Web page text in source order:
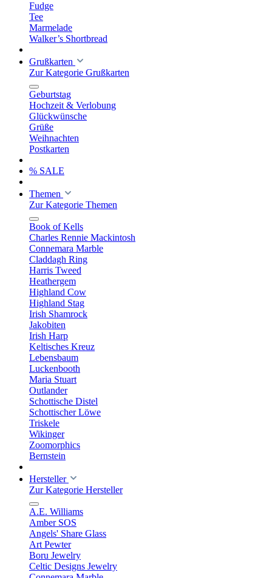
Fudge
Tee
Marmelade
Walker’s Shortbread
Grußkarten
Zur Kategorie Grußkarten
Geburtstag
Hochzeit & Verlobung
Glückwünsche
Grüße
Weihnachten
Postkarten
% SALE
Themen
Zur Kategorie Themen
Book of Kells
Charles Rennie Mackintosh
Connemara Marble
Claddagh Ring
Harris Tweed
Heathergem
Highland Cow
Highland Stag
Irish Shamrock
Jakobiten
Irish Harp
Keltisches Kreuz
Lebensbaum
Luckenbooth
Maria Stuart
Outlander
Schottische Distel
Schottischer Löwe
Triskele
Wikinger
Zoomorphics
Bernstein
Hersteller
Zur Kategorie Hersteller
A.E. Williams
Amber SOS
Angels' Share Glass
Art Pewter
Boru Jewelry
Celtic Designs Jewelry